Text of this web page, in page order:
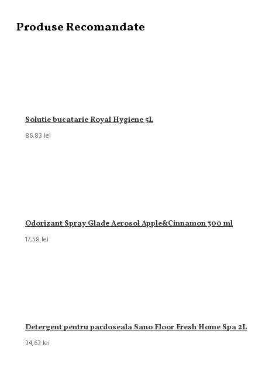
Produse Recomandate
Solutie bucatarie Royal Hygiene 5L
86,83 lei
Odorizant Spray Glade Aerosol Apple&Cinnamon 300 ml
17,58 lei
Detergent pentru pardoseala Sano Floor Fresh Home Spa 2L
34,63 lei